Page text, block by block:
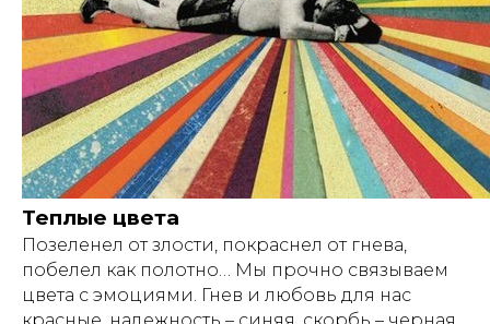
Теплые цвета
Позеленел от злости, покраснел от гнева,
побелел как полотно… Мы прочно связываем
цвета с эмоциями. Гнев и любовь для нас